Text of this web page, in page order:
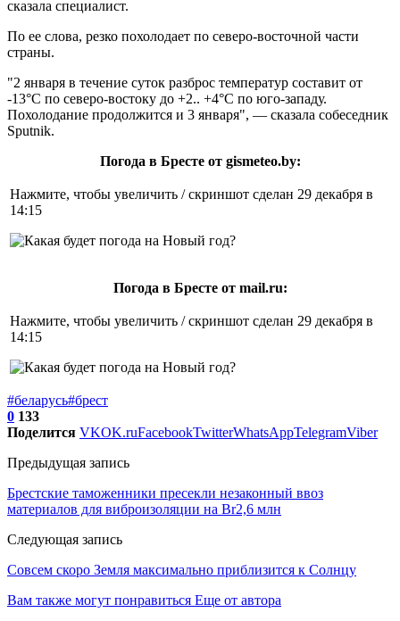
сказала специалист.
По ее слова, резко похолодает по северо-восточной части
страны.
"2 января в течение суток разброс температур составит от
-13°С по северо-востоку до +2.. +4°С по юго-западу.
Похолодание продолжится и 3 января", — сказала собеседник
Sputnik.
Погода в Бресте от gismeteo.by:
Нажмите, чтобы увеличить / скриншот сделан 29 декабря в
14:15
Погода в Бресте от mail.ru:
Нажмите, чтобы увеличить / скриншот сделан 29 декабря в
14:15
#беларусь#брест
0 133
Поделится VKOK.ruFacebookTwitterWhatsAppTelegramViber
Предыдущая запись
Брестские таможенники пресекли незаконный ввоз
материалов для виброизоляции на Br2,6 млн
Следующая запись
Совсем скоро Земля максимально приблизится к Солнцу
Вам также могут понравиться Еще от автора